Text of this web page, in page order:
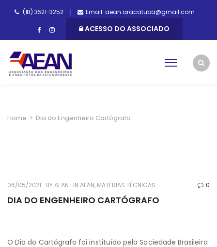
(18) 3621-3252 Email: aean.aracatuba@gmail.com
ACESSO DO ASSOCIADO
Home > Dia do Engenheiro Cartógrafo
06/05/2021 BYAEAN IN AEAN, MATÉRIAS TÉCNICAS 0
DIA DO ENGENHEIRO CARTÓGRAFO
O Dia do Cartógrafo foi instituído pela Sociedade Brasileira